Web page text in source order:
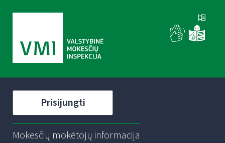
Prisijungti
Mokesčių mokėtojų informacija